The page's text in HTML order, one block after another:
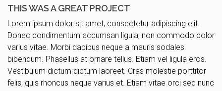
THIS WAS A GREAT PROJECT
Lorem ipsum dolor sit amet, consectetur adipiscing elit.
Donec condimentum accumsan ligula, non commodo dolor
varius vitae. Morbi dapibus neque a mauris sodales
bibendum. Phasellus at ornare tellus. Etiam vel ligula eros.
Vestibulum dictum dictum laoreet. Cras molestie porttitor
felis, quis rhoncus neque varius et. Etiam vitae orci sed nunc